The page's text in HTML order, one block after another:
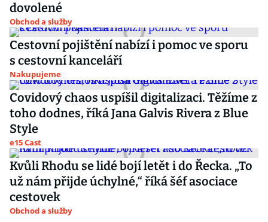
dovolené
Obchod a služby
Cestovní pojištění nabízí i pomoc ve sporu
s cestovní kanceláří
Nakupujeme
Covidový chaos uspíšil digitalizaci. Těžíme z
toho dodnes, říká Jana Galvis Rivera z Blue
Style
e15 Cast
Kvůli Rhodu se lidé bojí letět i do Řecka. „To
už nám přijde úchylné,“ říká šéf asociace
cestovek
Obchod a služby